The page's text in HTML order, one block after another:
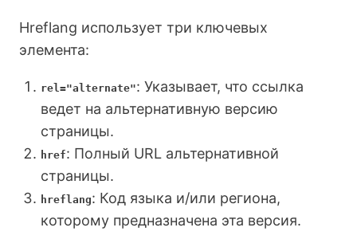
Hreflang использует три ключевых
элемента:
rel="alternate": Указывает, что ссылка
ведет на альтернативную версию
страницы.
href: Полный URL альтернативной
страницы.
hreflang: Код языка и/или региона,
которому предназначена эта версия.